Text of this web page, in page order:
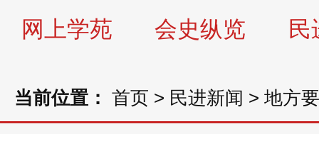
网上学苑
会史纵览 民
当前位置： 首页 > 民进新闻 > 地方